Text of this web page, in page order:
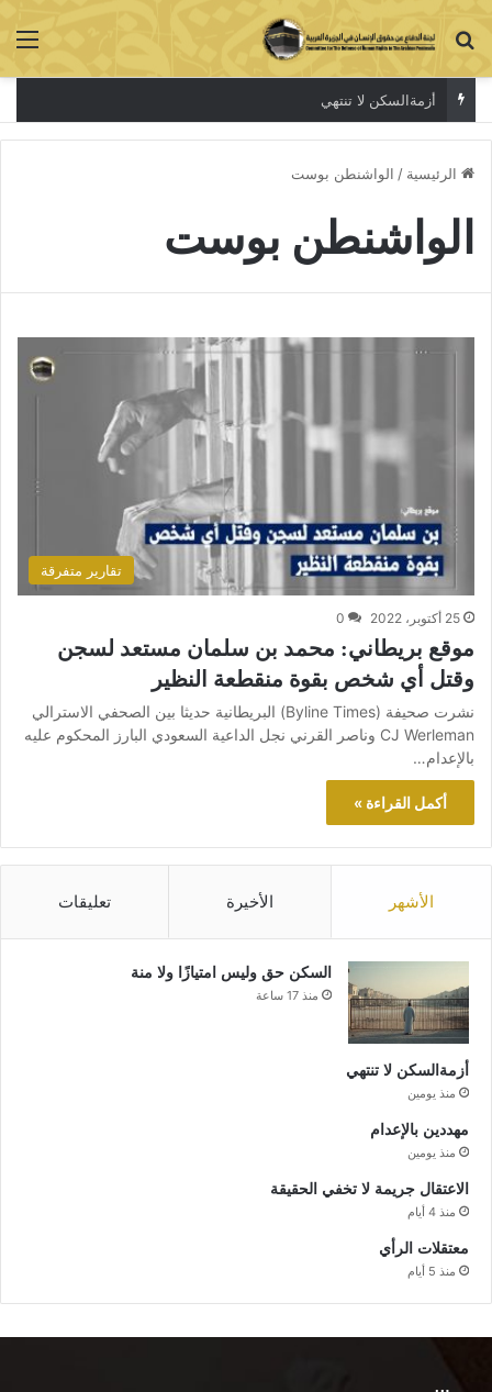
بحث عن
أزمةالسكن لا تنتهي
الرئيسية / الواشنطن بوست
الواشنطن بوست
تقارير متفرقة
25 أكتوبر، 2022 0
موقع بريطاني: محمد بن سلمان مستعد لسجن
وقتل أي شخص بقوة منقطعة النظير
نشرت صحيفة (Byline Times) البريطانية حديثا بين الصحفي الاسترالي
CJ Werleman وناصر القرني نجل الداعية السعودي البارز المحكوم عليه
بالإعدام…
أكمل القراءة »
الأشهر الأخيرة تعليقات
السكن حق وليس امتيازًا ولا منة
منذ 17 ساعة
أزمةالسكن لا تنتهي
منذ يومين
مهددين بالإعدام
منذ يومين
الاعتقال جريمة لا تخفي الحقيقة
منذ 4 أيام
معتقلات الرأي
منذ 5 أيام